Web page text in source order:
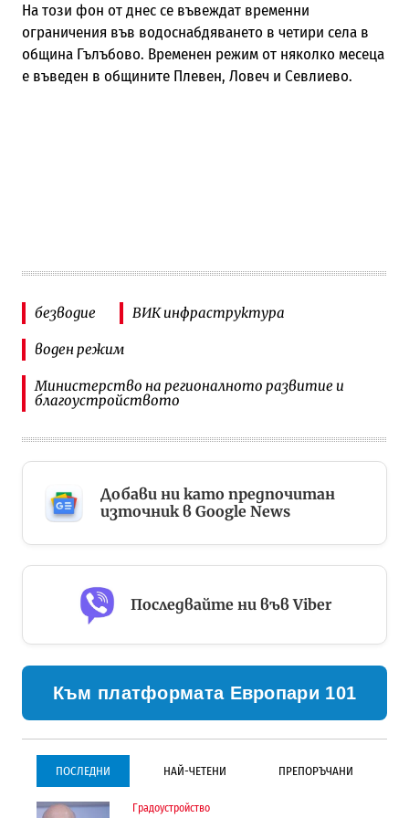
На този фон от днес се въвеждат временни
ограничения във водоснабдяването в четири села в
община Гълъбово. Временен режим от няколко месеца
е въведен в общините Плевен, Ловеч и Севлиево.
безводие ВИК инфраструктура
воден режим
Министерство на регионалното развитие и
благоустройството
Добави ни като предпочитан
източник в Google News
Последвайте ни във Viber
Към платформата Европари 101
ПОСЛЕДНИ НАЙ-ЧЕТЕНИ ПРЕПОРЪЧАНИ
Градоустройство
Градоустройство
Инфраструктура